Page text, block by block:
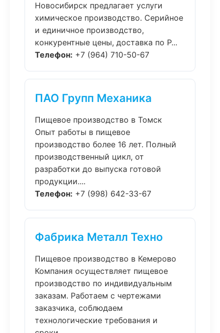
Новосибирск предлагает услуги
химическое производство. Серийное
и единичное производство,
конкурентные цены, доставка по Р...
Телефон: +7 (964) 710-50-67
ПАО Групп Механика
Пищевое производство в Томск
Опыт работы в пищевое
производство более 16 лет. Полный
производственный цикл, от
разработки до выпуска готовой
продукции....
Телефон: +7 (998) 642-33-67
Фабрика Металл Техно
Пищевое производство в Кемерово
Компания осуществляет пищевое
производство по индивидуальным
заказам. Работаем с чертежами
заказчика, соблюдаем
технологические требования и